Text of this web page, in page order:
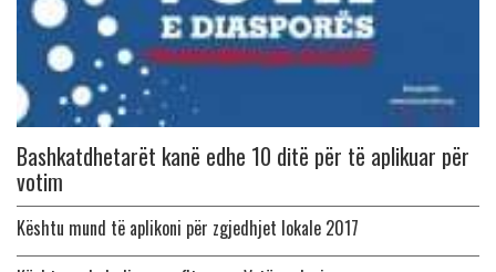
Bashkatdhetarët kanë edhe 10 ditë për të aplikuar për
votim
Kështu mund të aplikoni për zgjedhjet lokale 2017